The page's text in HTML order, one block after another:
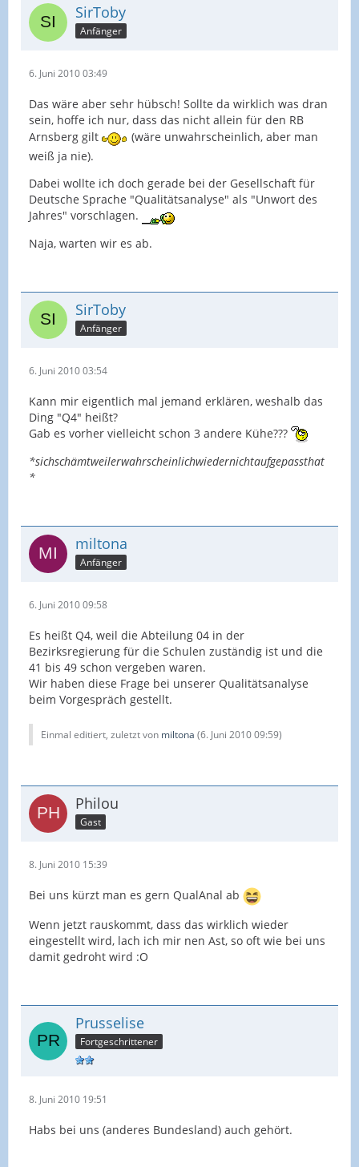
SirToby
Anfänger
6. Juni 2010 03:49
Das wäre aber sehr hübsch! Sollte da wirklich was dran
sein, hoffe ich nur, dass das nicht allein für den RB
Arnsberg gilt
(wäre unwahrscheinlich, aber man
weiß ja nie).
Dabei wollte ich doch gerade bei der Gesellschaft für
Deutsche Sprache "Qualitätsanalyse" als "Unwort des
Jahres" vorschlagen.
Naja, warten wir es ab.
SirToby
Anfänger
6. Juni 2010 03:54
Kann mir eigentlich mal jemand erklären, weshalb das
Ding "Q4" heißt?
Gab es vorher vielleicht schon 3 andere Kühe???
*sichschämtweilerwahrscheinlichwiedernichtaufgepassthat
*
miltona
Anfänger
6. Juni 2010 09:58
Es heißt Q4, weil die Abteilung 04 in der
Bezirksregierung für die Schulen zuständig ist und die
41 bis 49 schon vergeben waren.
Wir haben diese Frage bei unserer Qualitätsanalyse
beim Vorgespräch gestellt.
Einmal editiert, zuletzt von miltona (6. Juni 2010 09:59)
Philou
Gast
8. Juni 2010 15:39
Bei uns kürzt man es gern QualAnal ab
Wenn jetzt rauskommt, dass das wirklich wieder
eingestellt wird, lach ich mir nen Ast, so oft wie bei uns
damit gedroht wird :O
Prusselise
Fortgeschrittener
8. Juni 2010 19:51
Habs bei uns (anderes Bundesland) auch gehört.